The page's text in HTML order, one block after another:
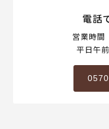
電話
営業時間
平日午